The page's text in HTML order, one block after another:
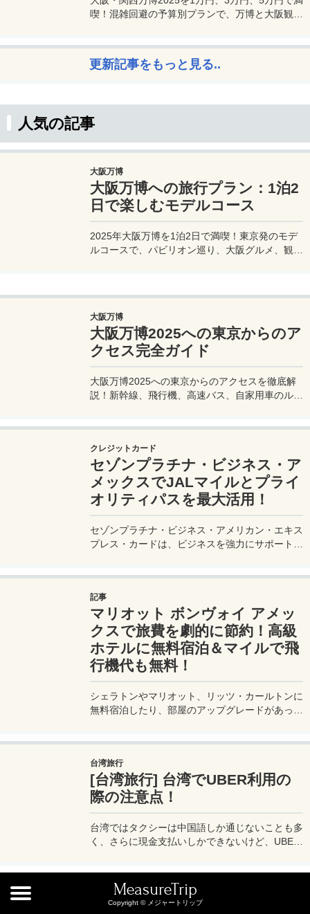
喫！混雑回避の予算別プランで、万博と大阪観光
更新記事をもっと見る..
人気の記事
大阪万博
大阪万博への旅行プラン：1泊2
日で楽しむモデルコース
2025年大阪万博を1泊2日で満喫！東京発のモデ
ルコースで、パビリオン巡り、大阪グルメ、観光
大阪万博
大阪万博2025への東京からのア
クセス完全ガイド
大阪万博2025への東京からのアクセスを徹底解
説！新幹線、飛行機、高速バス、自家用車のルー
クレジットカード
セゾンプラチナ・ビジネス・ア
メックスでJALマイルとプライ
オリティパスを最大活用！
セゾンプラチナ・ビジネス・アメリカン・エキス
プレス・カードは、ビジネスを強力にサポートす
最適です。初年度の年会費無料も魅力。ステータ
スと実用性を兼ね備えたビジネスカードで、あな
たのビジネスをワンランクアップさせませんか？
記事
マリオット ボンヴォイ アメッ
クスで旅費を劇的に節約！高級
ホテルに無料宿泊＆マイルで飛
行機代も無料！
シェラトンやマリオット、リッツ・カールトンに
無料宿泊したり、部屋のアップグレードがあった
カード 」の魅力とメリット、デメリットを交え
詳しく紹介していきたい。
台湾旅行
[台湾旅行] 台湾でUBER利用の
際の注意点！
台湾ではタクシーは中国語しか通じないことも多
く、さらに現金支払いしかできないけど、UBER
UBER利用は気をつけないと思わぬ高額請求に見
舞われることもあるので注意が必要だ。
旅行の豆知識
MeasureTrip
Copyright © メジャートリップ